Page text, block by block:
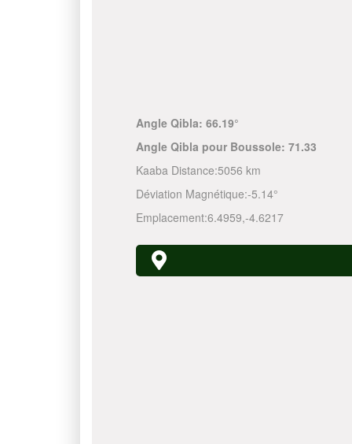
Angle Qibla: 66.19°
Angle Qibla pour Boussole: 71.33
Kaaba Distance:5056 km
Déviation Magnétique:-5.14°
Emplacement:6.4959,-4.6217